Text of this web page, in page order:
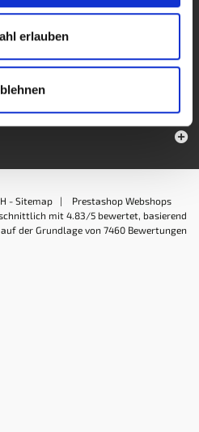
erlauben
- Sitemap | Prestashop Webshops
mit 4.83/5 bewertet, basierend
auf der Grundlage von 7460 Bewertungen